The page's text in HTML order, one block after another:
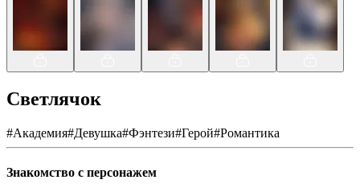
Светлячок
#Академия#Девушка#Фэнтези#Герой#Романтика
Знакомство с персонажем